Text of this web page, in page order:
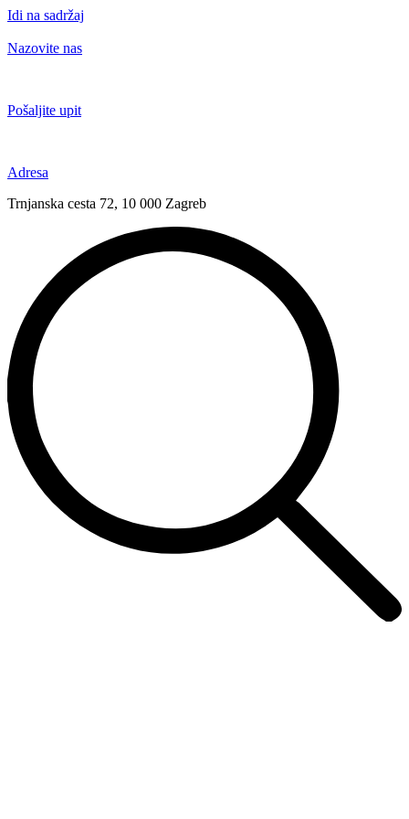
Idi na sadržaj
Nazovite nas
Pošaljite upit
Adresa
Trnjanska cesta 72, 10 000 Zagreb